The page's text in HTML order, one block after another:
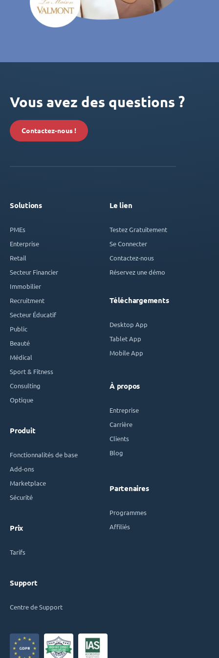
Vous avez des questions ?
Contactez-nous !
Solutions
PMEs
Enterprise
Retail
Secteur Financier
Immobilier
Recruitment
Secteur Éducatif
Public
Beauté
Médical
Sport & Fitness
Consulting
Optique
Produit
Fonctionnalités de base
Add-ons
Marketplace
Sécurité
Prix
Tarifs
Support
Centre de Support
Le lien
Testez Gratuitement
Se Connecter
Contactez-nous
Réservez une démo
Téléchargements
Desktop App
Tablet App
Mobile App
À propos
Entreprise
Carrière
Clients
Blog
Partenaires
Programmes
Affiliés